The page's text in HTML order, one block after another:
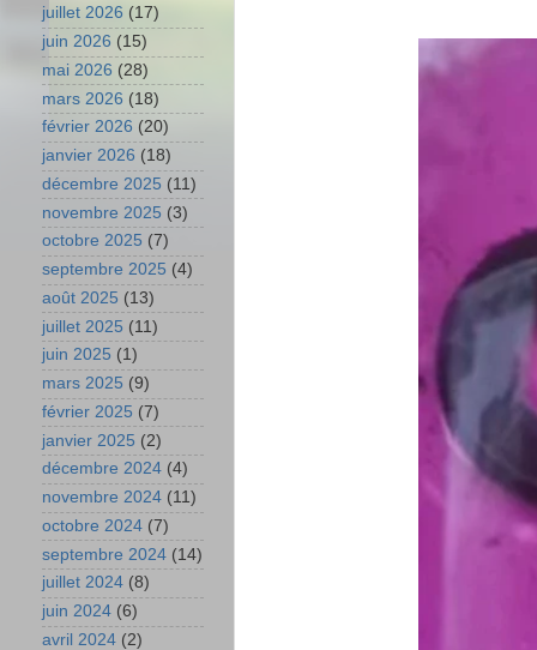
juillet 2026 (17)
juin 2026 (15)
mai 2026 (28)
mars 2026 (18)
février 2026 (20)
janvier 2026 (18)
décembre 2025 (11)
novembre 2025 (3)
octobre 2025 (7)
septembre 2025 (4)
août 2025 (13)
juillet 2025 (11)
juin 2025 (1)
mars 2025 (9)
février 2025 (7)
janvier 2025 (2)
décembre 2024 (4)
novembre 2024 (11)
octobre 2024 (7)
septembre 2024 (14)
juillet 2024 (8)
juin 2024 (6)
avril 2024 (2)